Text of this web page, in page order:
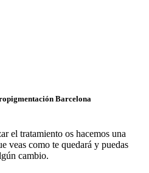
Barcelona
el tratamiento os hacemos una
veas como te quedará y puedas
cambio.